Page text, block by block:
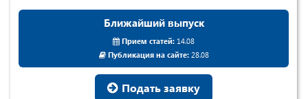
Ближайший выпуск
Прием статей: 14.08
Публикация на сайте:28.08
Подать заявку